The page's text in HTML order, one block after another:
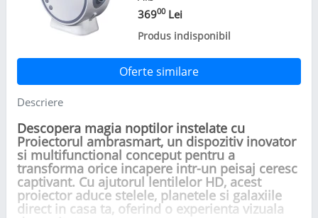
36900Lei
Produs indisponibil
Oferte similare
Descriere
Descopera magia noptilor instelate cu
Proiectorul ambrasmart, un dispozitiv inovator
si multifunctional conceput pentru a
transforma orice incapere intr-un peisaj ceresc
captivant. Cu ajutorul lentilelor HD, acest
proiector aduce stelele, planetele si galaxiile
direct in casa ta, oferind o experienta vizuala